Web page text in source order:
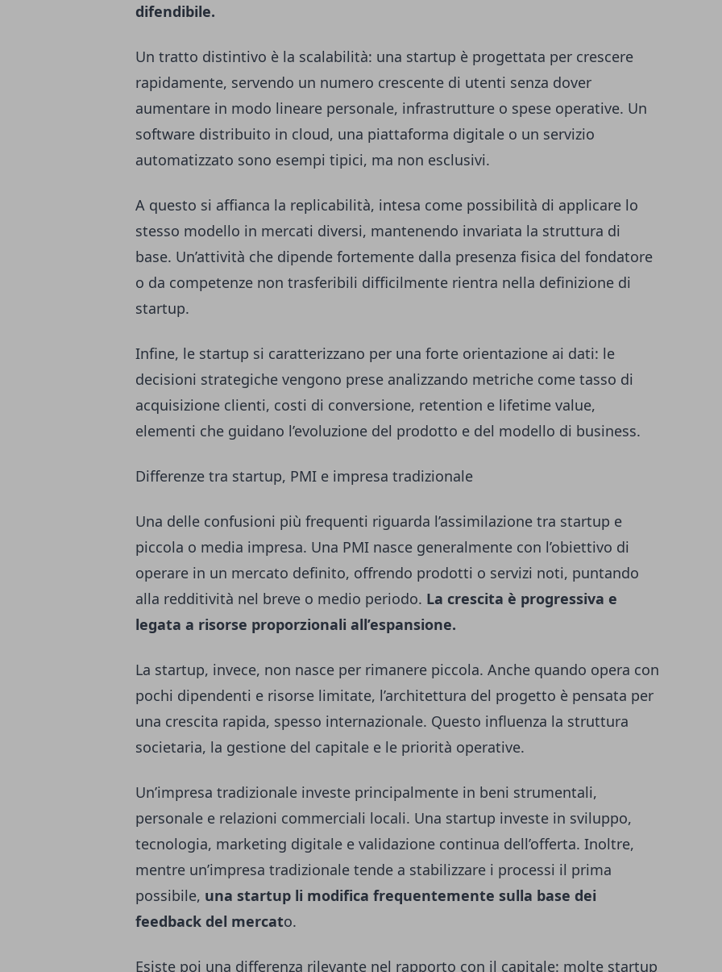
difendibile.
Un tratto distintivo è la scalabilità: una startup è progettata per crescere
rapidamente, servendo un numero crescente di utenti senza dover
aumentare in modo lineare personale, infrastrutture o spese operative. Un
software distribuito in cloud, una piattaforma digitale o un servizio
automatizzato sono esempi tipici, ma non esclusivi.
A questo si affianca la replicabilità, intesa come possibilità di applicare lo
stesso modello in mercati diversi, mantenendo invariata la struttura di
base. Un’attività che dipende fortemente dalla presenza fisica del fondatore
o da competenze non trasferibili difficilmente rientra nella definizione di
startup.
Infine, le startup si caratterizzano per una forte orientazione ai dati: le
decisioni strategiche vengono prese analizzando metriche come tasso di
acquisizione clienti, costi di conversione, retention e lifetime value,
elementi che guidano l’evoluzione del prodotto e del modello di business.
Differenze tra startup, PMI e impresa tradizionale
Una delle confusioni più frequenti riguarda l’assimilazione tra startup e
piccola o media impresa. Una PMI nasce generalmente con l’obiettivo di
operare in un mercato definito, offrendo prodotti o servizi noti, puntando
alla redditività nel breve o medio periodo. La crescita è progressiva e
legata a risorse proporzionali all’espansione.
La startup, invece, non nasce per rimanere piccola. Anche quando opera con
pochi dipendenti e risorse limitate, l’architettura del progetto è pensata per
una crescita rapida, spesso internazionale. Questo influenza la struttura
societaria, la gestione del capitale e le priorità operative.
Un’impresa tradizionale investe principalmente in beni strumentali,
personale e relazioni commerciali locali. Una startup investe in sviluppo,
tecnologia, marketing digitale e validazione continua dell’offerta. Inoltre,
mentre un’impresa tradizionale tende a stabilizzare i processi il prima
possibile, una startup li modifica frequentemente sulla base dei
feedback del mercato.
Esiste poi una differenza rilevante nel rapporto con il capitale: molte startup